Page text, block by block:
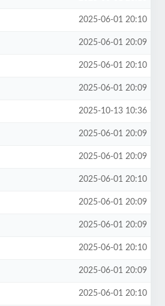
2025-06-01 20:10
2025-06-01 20:09
2025-06-01 20:10
2025-06-01 20:09
2025-10-13 10:36
2025-06-01 20:09
2025-06-01 20:09
2025-06-01 20:10
2025-06-01 20:09
2025-06-01 20:09
2025-06-01 20:10
2025-06-01 20:09
2025-06-01 20:10